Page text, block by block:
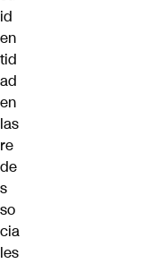
id
en
tid
ad
en
las
re
de
s
so
cia
les